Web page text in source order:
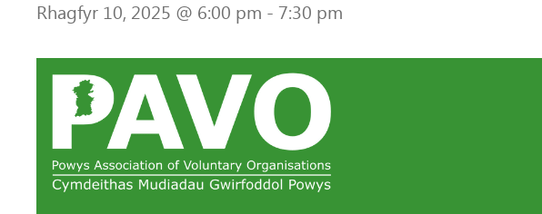
Rhagfyr 10, 2025 @ 6:00 pm - 7:30 pm